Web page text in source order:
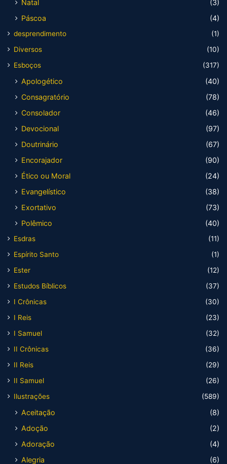
Natal
(3)
Páscoa
(4)
desprendimento
(1)
Diversos
(10)
Esboços
(317)
Apologético
(40)
Consagratório
(78)
Consolador
(46)
Devocional
(97)
Doutrinário
(67)
Encorajador
(90)
Ético ou Moral
(24)
Evangelístico
(38)
Exortativo
(73)
Polêmico
(40)
Esdras
(11)
Espírito Santo
(1)
Ester
(12)
Estudos Bíblicos
(37)
I Crônicas
(30)
I Reis
(23)
I Samuel
(32)
II Crônicas
(36)
II Reis
(29)
II Samuel
(26)
Ilustrações
(589)
Aceitação
(8)
Adoção
(2)
Adoração
(4)
Alegria
(6)